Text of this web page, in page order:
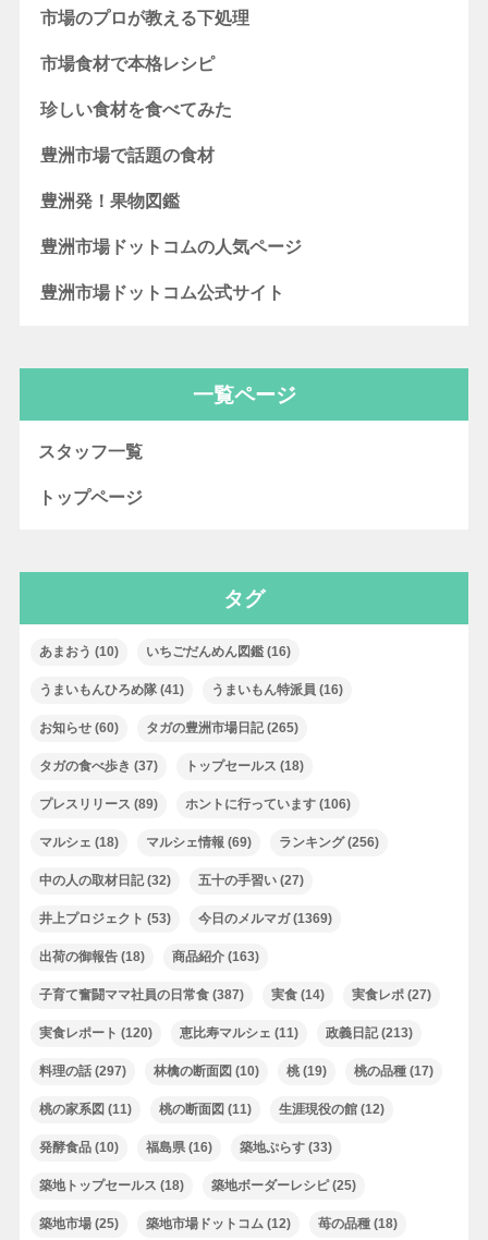
市場のプロが教える下処理
市場食材で本格レシピ
珍しい食材を食べてみた
豊洲市場で話題の食材
豊洲発！果物図鑑
豊洲市場ドットコムの人気ページ
豊洲市場ドットコム公式サイト
一覧ページ
スタッフ一覧
トップページ
タグ
あまおう (10) いちごだんめん図鑑(16)
うまいもんひろめ隊(41) うまいもん特派員 (16)
お知らせ(60) タガの豊洲市場日記(265)
タガの食べ歩き (37) トップセールス (18)
プレスリリース (89) ホントに行っています(106)
マルシェ (18) マルシェ情報 (69) ランキング(256)
中の人の取材日記(32) 五十の手習い(27)
井上プロジェクト (53) 今日のメルマガ(1369)
出荷の御報告(18) 商品紹介(163)
子育て奮闘ママ社員の日常食(387) 実食(14) 実食レポ(27)
実食レポート (120) 恵比寿マルシェ (11) 政義日記(213)
料理の話(297) 林檎の断面図 (10) 桃(19) 桃の品種(17)
桃の家系図 (11) 桃の断面図 (11) 生涯現役の館(12)
発酵食品(10) 福島県(16) 築地ぷらす(33)
築地トップセールス (18) 築地ボーダーレシピ(25)
築地市場(25) 築地市場ドットコム(12) 苺の品種(18)